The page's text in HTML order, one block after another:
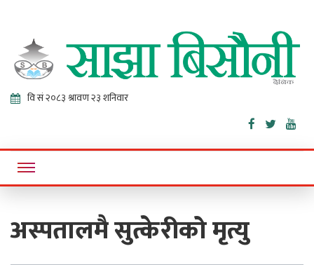
Sajha
Bisaunee
Online News Portal
अस्पतालमै सुत्केरीको मृत्यु